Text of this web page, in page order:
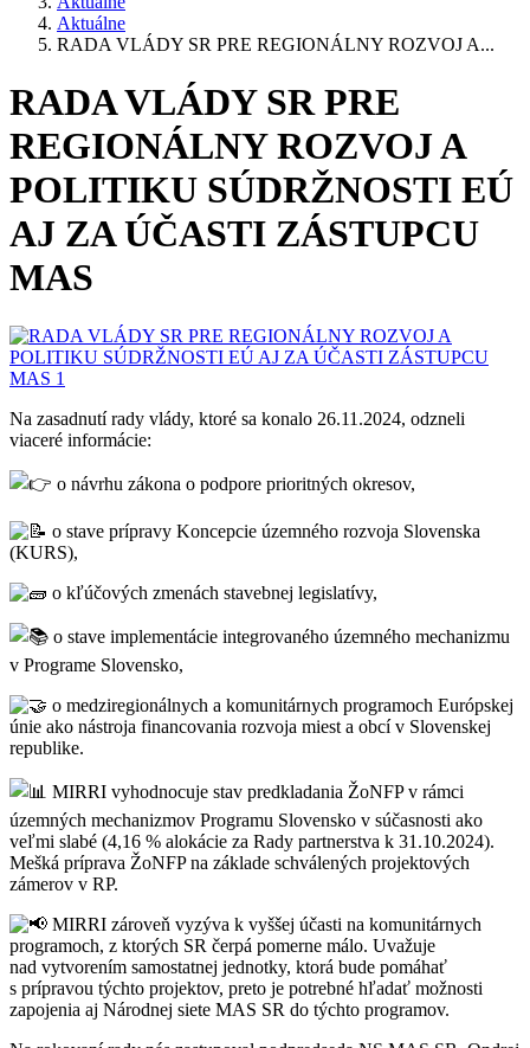
Aktuálne
RADA VLÁDY SR PRE REGIONÁLNY ROZVOJ A...
RADA VLÁDY SR PRE
REGIONÁLNY ROZVOJ A
POLITIKU SÚDRŽNOSTI EÚ
AJ ZA ÚČASTI ZÁSTUPCU
MAS
Na zasadnutí rady vlády, ktoré sa konalo 26.11.2024, odzneli
viaceré informácie:
o návrhu zákona o podpore prioritných okresov,
o stave prípravy Koncepcie územného rozvoja Slovenska
(KURS),
o kľúčových zmenách stavebnej legislatívy,
o stave implementácie integrovaného územného mechanizmu
v Programe Slovensko,
o medziregionálnych a komunitárnych programoch Európskej
únie ako nástroja financovania rozvoja miest a obcí v Slovenskej
republike.
MIRRI vyhodnocuje stav predkladania ŽoNFP v rámci
územných mechanizmov Programu Slovensko v súčasnosti ako
veľmi slabé (4,16 % alokácie za Rady partnerstva k 31.10.2024).
Mešká príprava ŽoNFP na základe schválených projektových
zámerov v RP.
MIRRI zároveň vyzýva k vyššej účasti na komunitárnych
programoch, z ktorých SR čerpá pomerne málo. Uvažuje
nad vytvorením samostatnej jednotky, ktorá bude pomáhať
s prípravou týchto projektov, preto je potrebné hľadať možnosti
zapojenia aj Národnej siete MAS SR do týchto programov.